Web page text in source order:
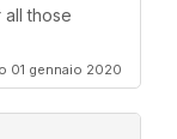
those
01 gennaio 2020